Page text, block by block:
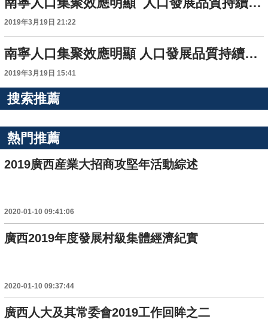
2019年3月19日 21:22
南寧人口集聚效應明顯 人口發展品質持續提升
2019年3月19日 15:41
搜索推薦
熱門推薦
2019廣西産業大招商攻堅年活動綜述
2020-01-10 09:41:06
廣西2019年度發展村級集體經濟紀實
2020-01-10 09:37:44
廣西人大及其常委會2019工作回眸之二